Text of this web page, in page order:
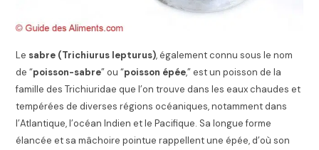
Le sabre (Trichiurus lepturus), également connu sous le nom
de “poisson-sabre” ou “poisson épée,” est un poisson de la
famille des Trichiuridae que l’on trouve dans les eaux chaudes et
tempérées de diverses régions océaniques, notamment dans
l’Atlantique, l’océan Indien et le Pacifique. Sa longue forme
élancée et sa mâchoire pointue rappellent une épée, d’où son